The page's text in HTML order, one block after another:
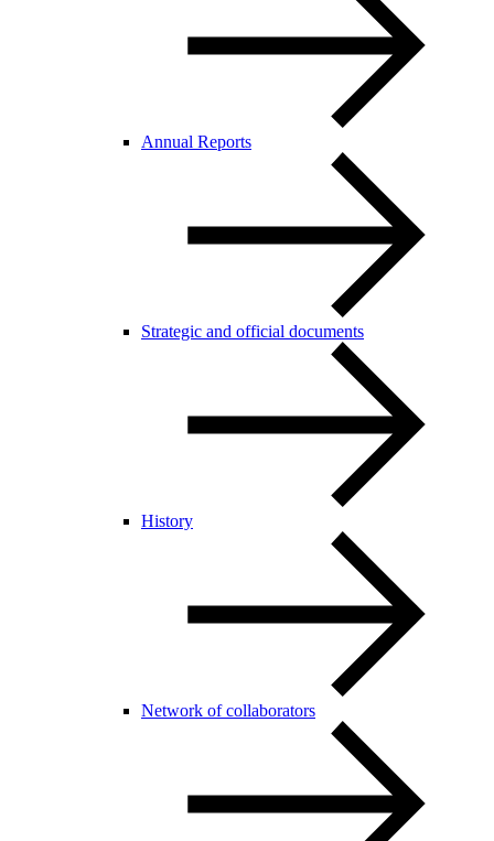
Annual Reports
Strategic and official documents
History
Network of collaborators